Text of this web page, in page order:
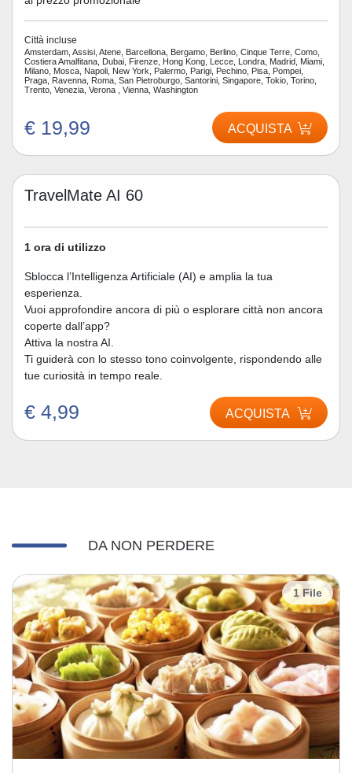
Città incluse
Amsterdam, Assisi, Atene, Barcellona, Bergamo, Berlino, Cinque Terre, Como,
Costiera Amalfitana, Dubai, Firenze, Hong Kong, Lecce, Londra, Madrid, Miami,
Milano, Mosca, Napoli, New York, Palermo, Parigi, Pechino, Pisa, Pompei,
Praga, Ravenna, Roma, San Pietroburgo, Santorini, Singapore, Tokio, Torino,
Trento, Venezia, Verona , Vienna, Washington
€ 19,99 ACQUISTA
TravelMate AI 60
1 ora di utilizzo
Sblocca l’Intelligenza Artificiale (AI) e amplia la tua
esperienza.
Vuoi approfondire ancora di più o esplorare città non ancora
coperte dall’app?
Attiva la nostra AI.
Ti guiderà con lo stesso tono coinvolgente, rispondendo alle
tue curiosità in tempo reale.
€ 4,99 ACQUISTA
DA NON PERDERE
1 File